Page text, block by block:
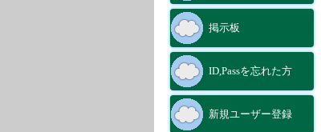
掲示板
ID,Passを忘れた方
新規ユーザー登録